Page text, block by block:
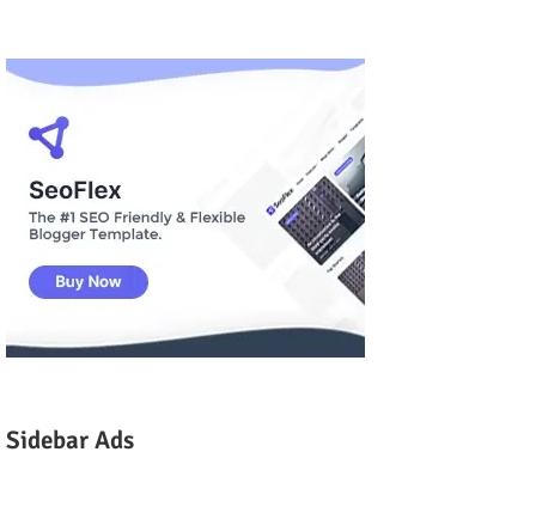
Sidebar Ads